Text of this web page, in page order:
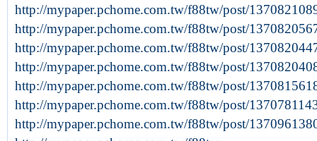
http://mypaper.pchome.com.tw/f88tw/post/
http://mypaper.pchome.com.tw/f88tw/post/
http://mypaper.pchome.com.tw/f88tw/post/
http://mypaper.pchome.com.tw/f88tw/post/
http://mypaper.pchome.com.tw/f88tw/post/
http://mypaper.pchome.com.tw/f88tw/post/
http://mypaper.pchome.com.tw/f88tw/post/